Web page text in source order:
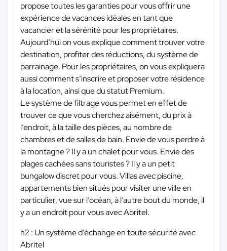
propose toutes les garanties pour vous offrir une
expérience de vacances idéales en tant que
vacancier et la sérénité pour les propriétaires.
Aujourd’hui on vous explique comment trouver votre
destination, profiter des réductions, du système de
parrainage. Pour les propriétaires, on vous expliquera
aussi comment s’inscrire et proposer votre résidence
à la location, ainsi que du statut Premium.
Le système de filtrage vous permet en effet de
trouver ce que vous cherchez aisément, du prix à
l’endroit, à la taille des pièces, au nombre de
chambres et de salles de bain. Envie de vous perdre à
la montagne ? Il y a un chalet pour vous. Envie des
plages cachées sans touristes ? Il y a un petit
bungalow discret pour vous. Villas avec piscine,
appartements bien situés pour visiter une ville en
particulier, vue sur l’océan, à l’autre bout du monde, il
y a un endroit pour vous avec Abritel.
h2 : Un système d’échange en toute sécurité avec
Abritel